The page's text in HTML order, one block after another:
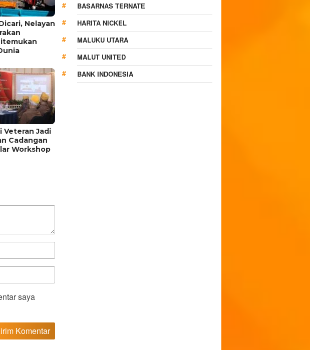
Nelayan
Veteran Jadi
Cadangan
Workshop
saya
BASARNAS TERNATE
HARITA NICKEL
MALUKU UTARA
MALUT UNITED
BANK INDONESIA